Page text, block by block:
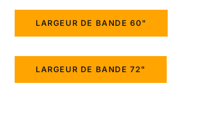
LARGEUR DE BANDE 60"
LARGEUR DE BANDE 72"